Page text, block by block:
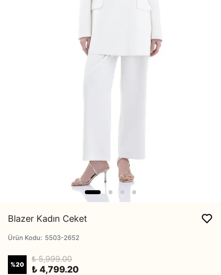
Blazer Kadın Ceket
Ürün Kodu: 5503-2652
%20
₺ 5,999.00
₺ 4,799.20